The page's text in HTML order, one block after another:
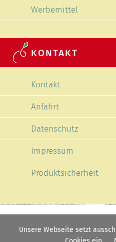
Werbemittel
KONTAKT
Navigation
Kontakt
Anfahrt
Datenschutz
Impressum
Produktsicherheit
Unsere Webseite setzt